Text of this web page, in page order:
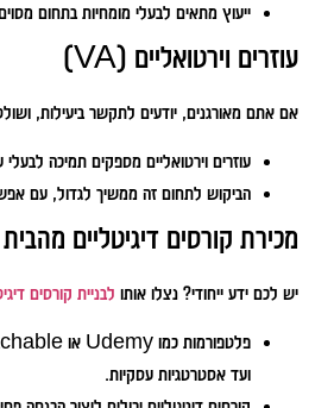
ייעוץ מתאים לבעלי מומחיות בתחום
עוזרים וירטואליים (VA)
אם אתם מאורגנים, יודעים לתקשר ביעילות,
עוזרים וירטואליים מספקים תמיכה
הביקוש לתחום זה ממשיך לגדול, עם
מכירת קורסים דיגיטליים מהבית
יש לכם ידע ייחודי? נצלו אותו לבניית קורסים
ועד אסטרטגיות עסקיות.